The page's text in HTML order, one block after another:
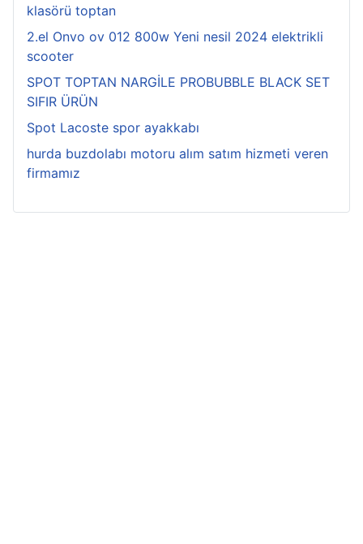
klasörü toptan
2.el Onvo ov 012 800w Yeni nesil 2024 elektrikli
scooter
SPOT TOPTAN NARGİLE PROBUBBLE BLACK SET
SIFIR ÜRÜN
Spot Lacoste spor ayakkabı
hurda buzdolabı motoru alım satım hizmeti veren
firmamız